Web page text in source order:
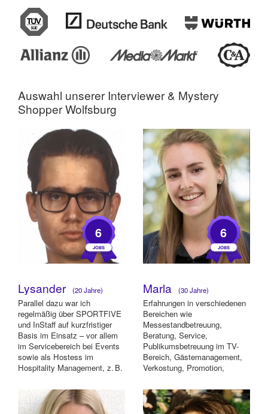
Auswahl unserer Interviewer & Mystery
Shopper Wolfsburg
6
Lysander (20 Jahre)
Parallel dazu war ich
regelmäßig über SPORTFIVE
und InStaff auf kurzfristiger
Basis im Einsatz – vor allem
im Servicebereich bei Events
sowie als Hostess im
Hospitality Management, z. B.
6
Marla (30 Jahre)
Erfahrungen in verschiedenen
Bereichen wie
Messestandbetreuung,
Beratung, Service,
Publikumsbetreuung im TV-
Bereich, Gästemanagement,
Verkostung, Promotion,
Modeveranstaltungen etc.....